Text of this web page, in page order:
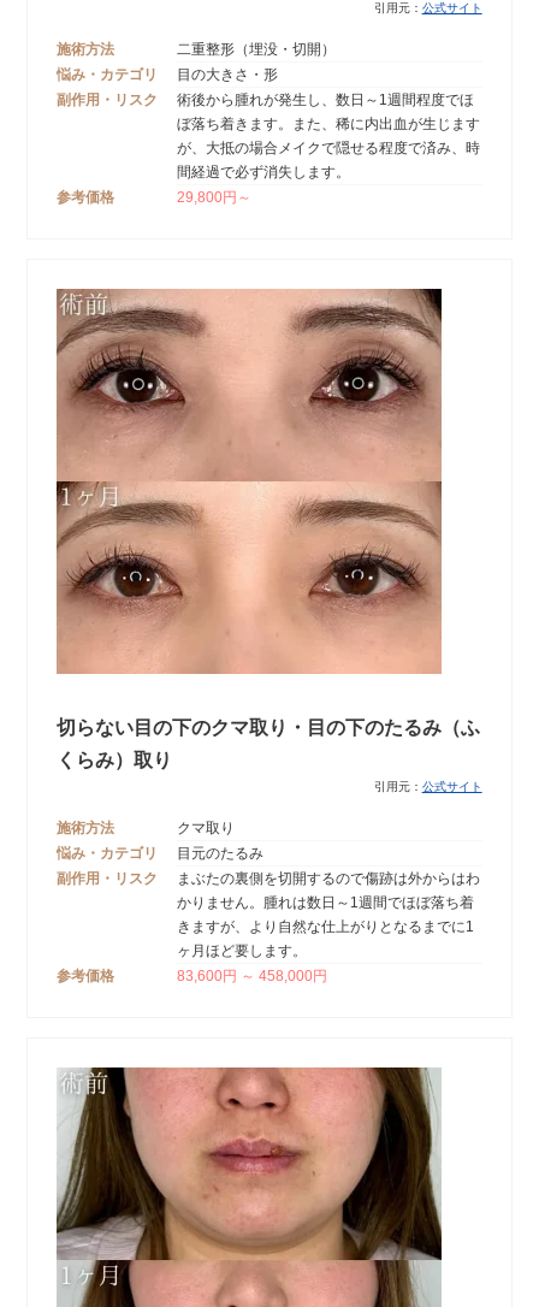
引用元： 公式サイト
施術方法
二重整形（埋没・切開）
悩み・カテゴリ
目の大きさ・形
副作用・リスク
術後から腫れが発生し、数日～1週間程度でほ
ぼ落ち着きます。また、稀に内出血が生じます
が、大抵の場合メイクで隠せる程度で済み、時
間経過で必ず消失します。
参考価格
29,800円～
切らない目の下のクマ取り・目の下のたるみ（ふ
くらみ）取り
引用元： 公式サイト
施術方法
クマ取り
悩み・カテゴリ
目元のたるみ
副作用・リスク
まぶたの裏側を切開するので傷跡は外からはわ
かりません。腫れは数日～1週間でほぼ落ち着
きますが、より自然な仕上がりとなるまでに1
ヶ月ほど要します。
参考価格
83,600円 ～ 458,000円